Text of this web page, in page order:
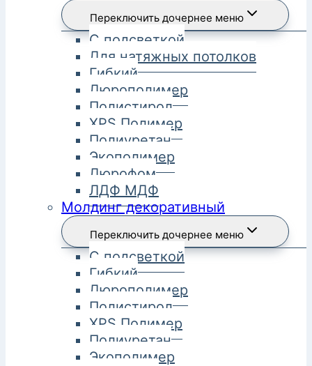
Переключить дочернее меню
С подсветкой
Для натяжных потолков
Гибкий
Дюрополимер
Полистирол
XPS Полимер
Полиуретан
Экополимер
Дюрофом
ЛДФ МДФ
Молдинг декоративный
Переключить дочернее меню
С подсветкой
Гибкий
Дюрополимер
Полистирол
XPS Полимер
Полиуретан
Экополимер